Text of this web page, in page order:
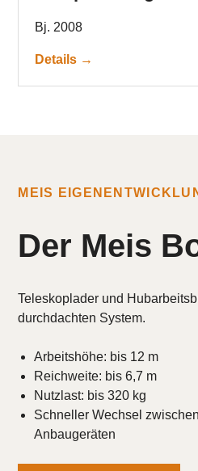
Bj. 2008
Details →
MEIS
Der Meis
Teleskoplader und
durchdachten System.
Arbeitshöhe: bis 12 m
Reichweite: bis 6,7 m
Nutzlast: bis 320 kg
Schneller Wechsel
Anbaugeräten